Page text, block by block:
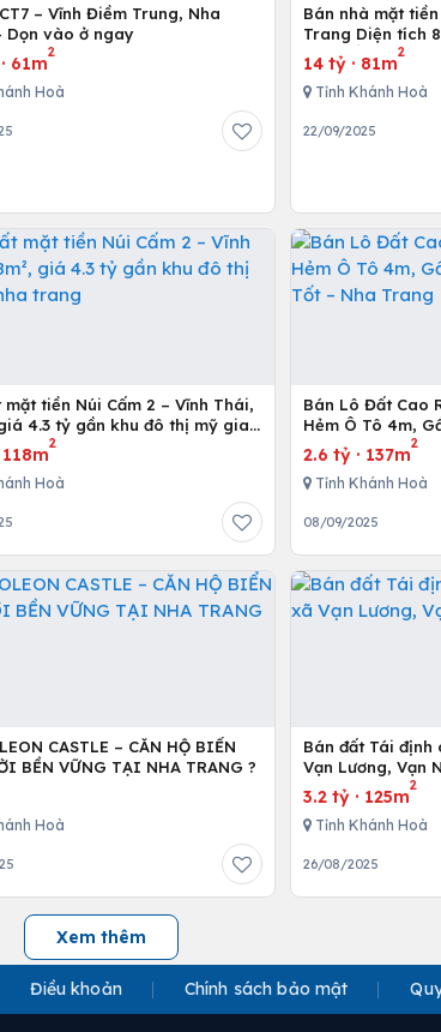
– Vĩnh Điềm Trung, Nha
Dọn vào ở ngay
· 61m
2
Hoà
Bán nhà mặt
Trang Diện tích 81m Giá bán 14 tỷ liên
hệ e để đi xem
14 tỷ· 81m
2
Tỉnh Khánh Hoà
22/09/2025
mặt tiền Núi Cấm 2 – Vĩnh Thái,
giá 4.3 tỷ gần khu đô thị mỹ gia
118m
2
Hoà
Bán Lô Đất Cao
Hẻm Ô Tô 4m,
Tốt – Nha Trang
2.6 tỷ· 137m
2
Tỉnh Khánh Hoà
08/09/2025
CASTLE – CĂN HỘ BIỂN
BỀN VỮNG TẠI NHA TRANG ?
Hoà
Bán đất Tái
Vạn Lương, Vạn
3.2 tỷ· 125m
2
Tỉnh Khánh Hoà
26/08/2025
Xem thêm
Điều khoản Chính sách bảo mật